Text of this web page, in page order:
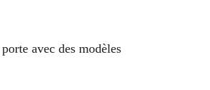
avec des modèles